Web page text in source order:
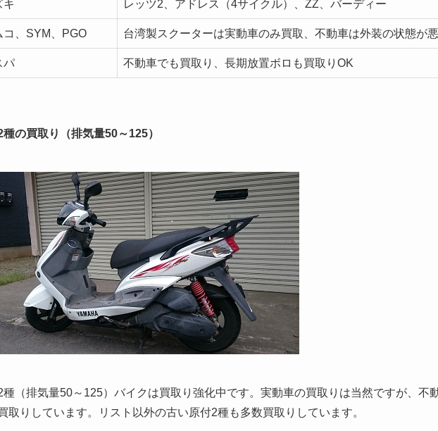
キ レッツ2、アドレス（4サイクル）、ZZ、バーディー
コ、SYM、PGO 台湾製スクーターは実動車のみ買取、不動車は外装の状態が
パ 不動車でも買取り、長期放置ボロも買取りOK
種の買取り（排気量50～125）
種（排気量50～125）バイクは買取り強化中です。実動車の買取りは当然ですが、不
取りしています。リスト以外の古い原付2種も多数買取りしています。